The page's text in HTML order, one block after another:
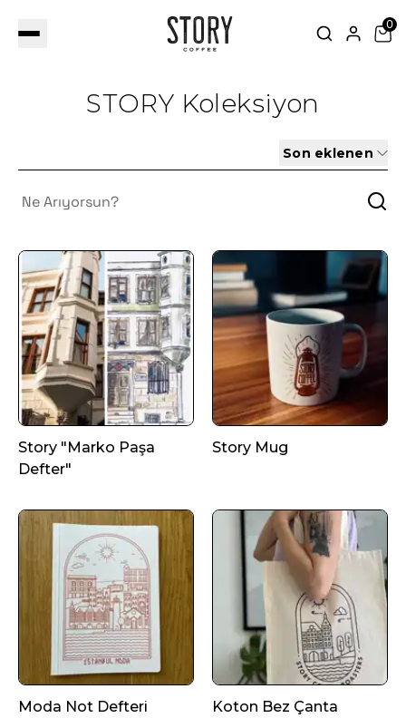
0
STORY Koleksiyon
Son eklenen
Story "Marko Paşa
Defter"
Story Mug
Moda Not Defteri
Koton Bez Çanta